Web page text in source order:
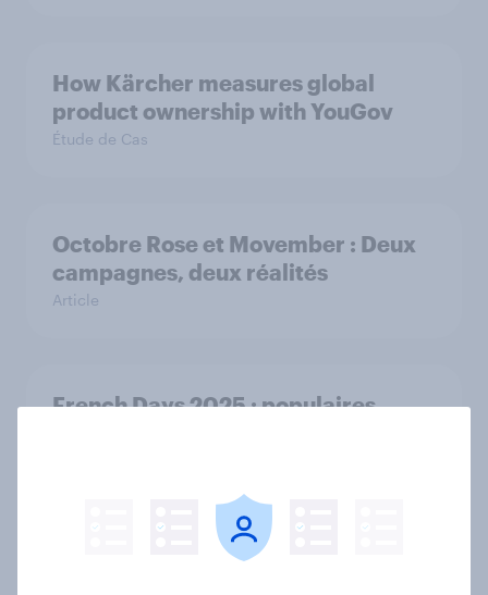
How Kärcher measures global
product ownership with YouGov
Étude de Cas
Octobre Rose et Movember : Deux
campagnes, deux réalités
Article
French Days 2025 : populaires,
Découvrez les comportements et